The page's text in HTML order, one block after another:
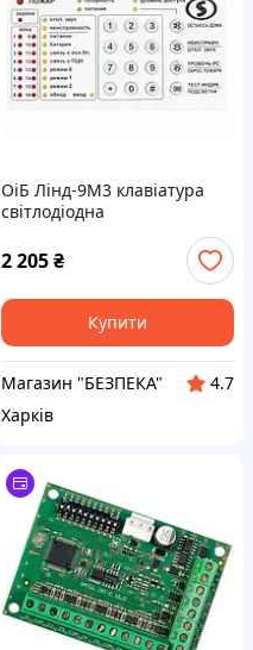
ОіБ Лінд-9М3 клавіатура
світлодіодна
2 205₴
Купити
Магазин "БЕЗПЕКА"
4.7
Харків